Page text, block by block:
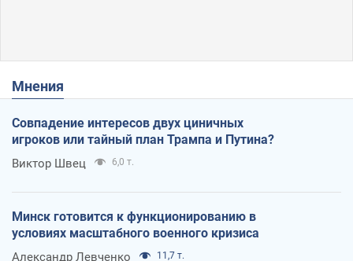
Мнения
Совпадение интересов двух циничных
игроков или тайный план Трампа и Путина?
Виктор Швец 6,0 т.
Минск готовится к функционированию в
условиях масштабного военного кризиса
Александр Левченко 11,7 т.